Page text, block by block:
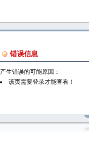
错误信息
产生错误的可能原因：
该页需要登录才能查看！